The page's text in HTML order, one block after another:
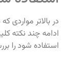
در بالاتر مواردی
ادامه چند نکته
استفاده شود را